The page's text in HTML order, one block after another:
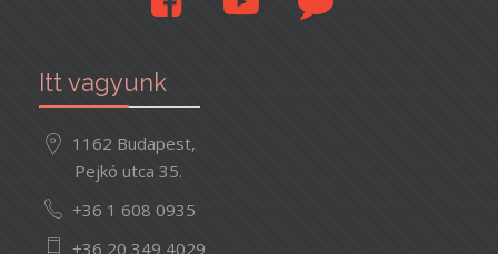
Itt vagyunk
1162 Budapest,
Pejkó utca 35.
+36 1 608 0935
+36 20 349 4029